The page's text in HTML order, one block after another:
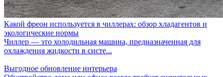
Какой фреон используется в чиллерах: обзор хладагентов и
экологические нормы
Чиллер — это холодильная машина, предназначенная для
охлаждения жидкости в систе...
Выгодное обновление интерьера